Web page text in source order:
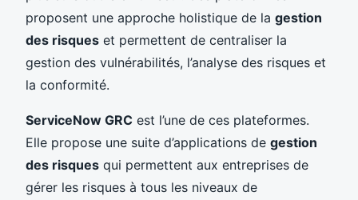
proposent une approche holistique de la gestion
des risques et permettent de centraliser la
gestion des vulnérabilités, l’analyse des risques et
la conformité.
ServiceNow GRC est l’une de ces plateformes.
Elle propose une suite d’applications de gestion
des risques qui permettent aux entreprises de
gérer les risques à tous les niveaux de